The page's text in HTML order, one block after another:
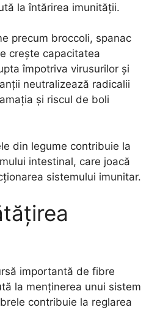
la întărirea imunității.
precum broccoli, spanac
crește capacitatea
împotriva virusurilor și
neutralizează radicalii
și riscul de boli
din legume contribuie la
intestinal, care joacă
sistemului imunitar.
importantă de fibre
la menținerea unui sistem
contribuie la reglarea